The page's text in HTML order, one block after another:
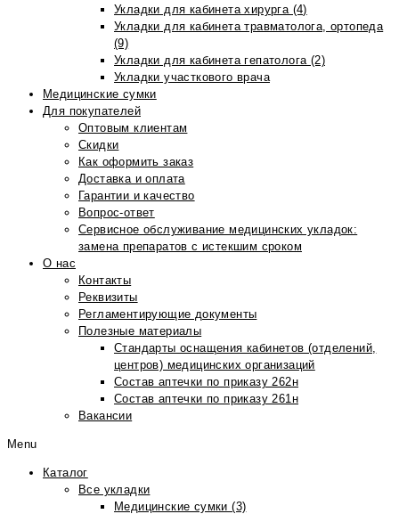
Укладки для кабинета хирурга (4)
Укладки для кабинета травматолога, ортопеда
(9)
Укладки для кабинета гепатолога (2)
Укладки участкового врача
Медицинские сумки
Для покупателей
Оптовым клиентам
Скидки
Как оформить заказ
Доставка и оплата
Гарантии и качество
Вопрос-ответ
Сервисное обслуживание медицинских укладок:
замена препаратов с истекшим сроком
О нас
Контакты
Реквизиты
Регламентирующие документы
Полезные материалы
Стандарты оснащения кабинетов (отделений,
центров) медицинских организаций
Состав аптечки по приказу 262н
Состав аптечки по приказу 261н
Вакансии
Menu
Каталог
Все укладки
Медицинские сумки (3)